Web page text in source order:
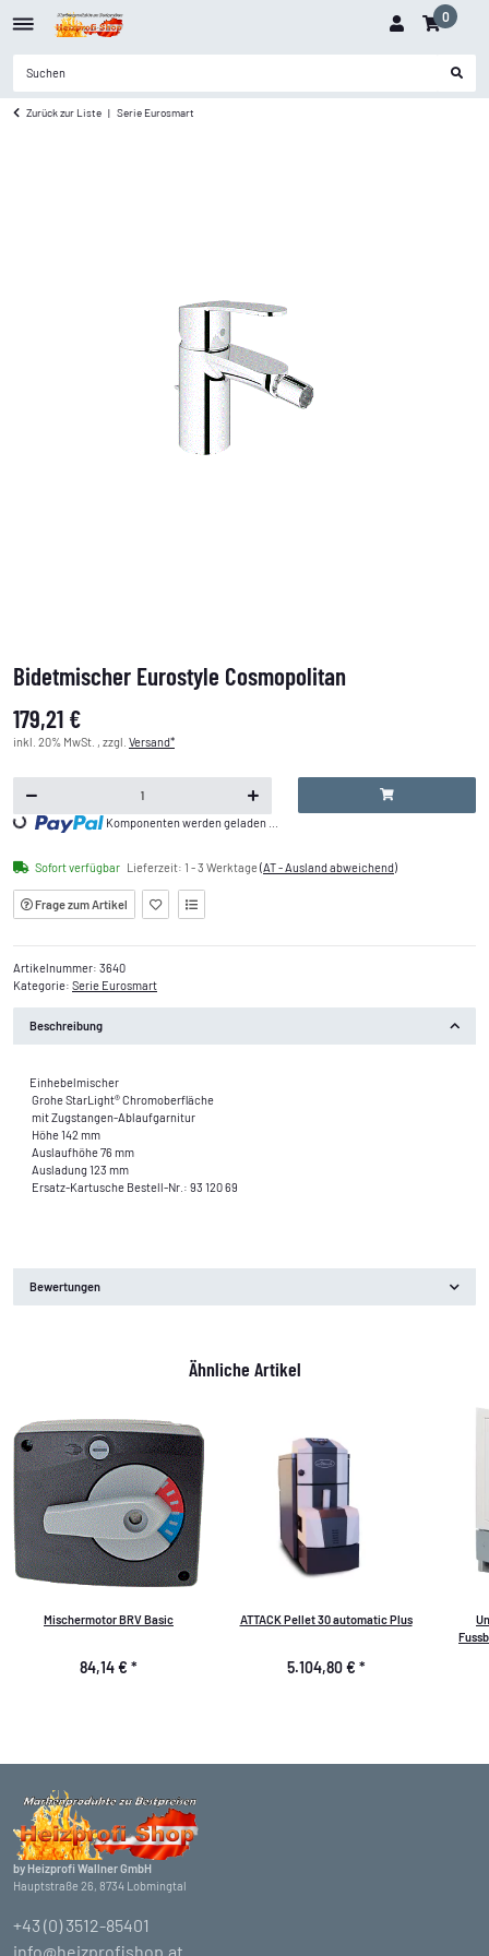
0
Zurück zur Liste Serie Eurosmart
Bidetmischer Eurostyle Cosmopolitan
179,21 €
inkl. 20% MwSt. , zzgl. Versand*
Loading... Komponenten werden geladen ...
Sofort verfügbar Lieferzeit: 1 - 3 Werktage(AT - Ausland abweichend)
Frage zum Artikel
Artikelnummer: 3640
Kategorie: Serie Eurosmart
Beschreibung
Einhebelmischer
Grohe StarLight® Chromoberfläche
mit Zugstangen-Ablaufgarnitur
Höhe 142 mm
Auslaufhöhe 76 mm
Ausladung 123 mm
Ersatz-Kartusche Bestell-Nr.: 93 120 69
Bewertungen
Ähnliche Artikel
Mischermotor BRV Basic
84,14 € *
ATTACK Pellet 30 automatic Plus
5.104,80 € *
by Heizprofi Wallner GmbH
Hauptstraße 26, 8734 Lobmingtal
+43 (0) 3512-85401
info@heizprofishop.at